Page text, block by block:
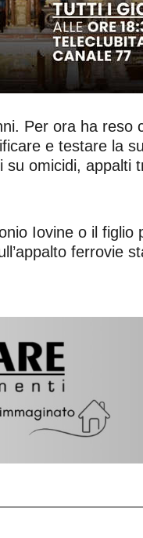
Per ora ha reso
e testare la
omicidi, appalti
Iovine o il figlio
ferrovie